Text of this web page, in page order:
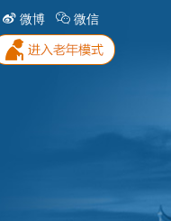
微博 微信